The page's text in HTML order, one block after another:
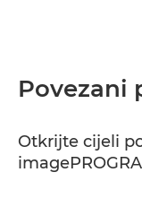
Povezani
Otkrijte cijeli